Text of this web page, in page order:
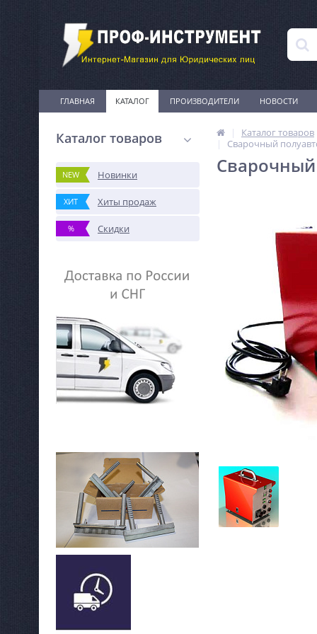
ГЛАВНАЯ КАТАЛОГ ПРОИЗВОДИТЕЛИ НОВОСТИ
Каталог товаров
NEW Новинки
ХИТ Хиты продаж
% Скидки
Каталог товаров
Сварочный
Сварочный